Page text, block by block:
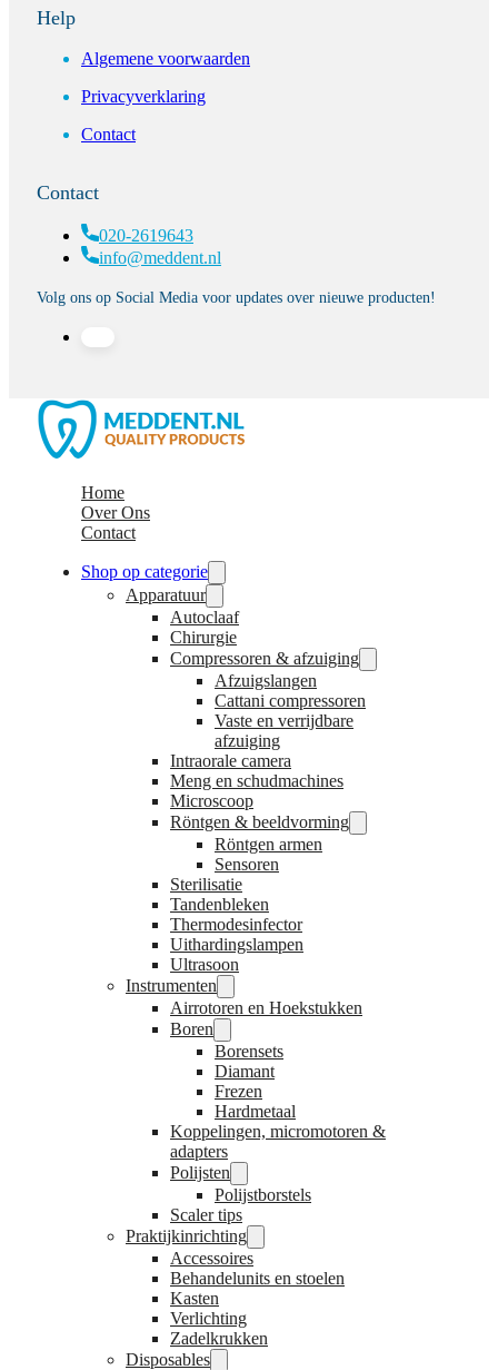
Help
Algemene voorwaarden
Privacyverklaring
Contact
Contact
020-2619643
info@meddent.nl
Volg ons op Social Media voor updates over nieuwe producten!
Home
Over Ons
Contact
Shop op categorie
Apparatuur
Autoclaaf
Chirurgie
Compressoren & afzuiging
Afzuigslangen
Cattani compressoren
Vaste en verrijdbare
afzuiging
Intraorale camera
Meng en schudmachines
Microscoop
Röntgen & beeldvorming
Röntgen armen
Sensoren
Sterilisatie
Tandenbleken
Thermodesinfector
Uithardingslampen
Ultrasoon
Instrumenten
Airrotoren en Hoekstukken
Boren
Borensets
Diamant
Frezen
Hardmetaal
Koppelingen, micromotoren &
adapters
Polijsten
Polijstborstels
Scaler tips
Praktijkinrichting
Accessoires
Behandelunits en stoelen
Kasten
Verlichting
Zadelkrukken
Disposables